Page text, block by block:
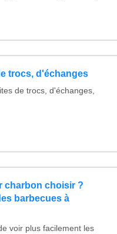
trocs, d'échanges
de trocs, d'échanges,
charbon choisir ?
barbecues à
voir plus facilement les